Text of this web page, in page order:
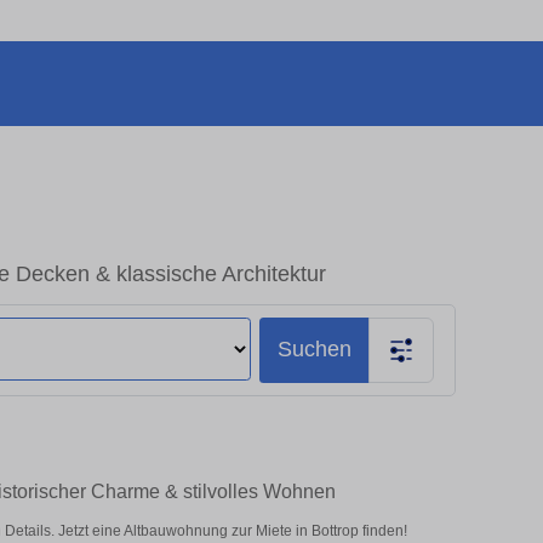
Decken & klassische Architektur
Suchen
Charme & stilvolles Wohnen
Jetzt eine Altbauwohnung zur Miete in Bottrop finden!